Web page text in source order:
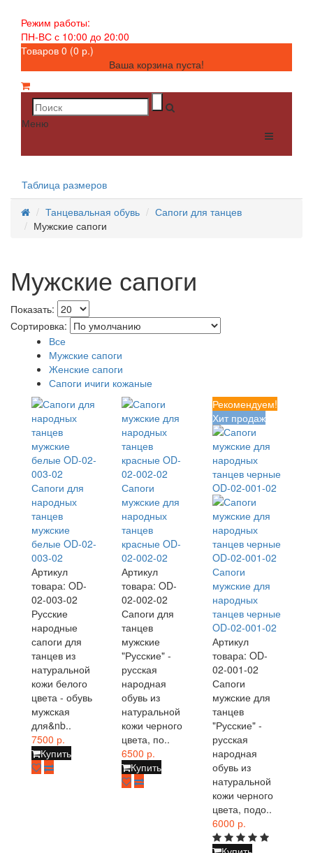
Режим работы:
ПН-ВС с 10:00 до 20:00
Товаров 0 (0 р.)
Ваша корзина пуста!
Меню
Таблица размеров
Танцевальная обувь
Сапоги для танцев
Мужские сапоги
Мужские сапоги
Показать:
Сортировка:
Все
Мужские сапоги
Женские сапоги
Сапоги ичиги кожаные
Сапоги для
народных
танцев
мужские
белые OD-02-
003-02
Артикул
товара: OD-
02-003-02
Русские
народные
сапоги для
танцев из
натуральной
кожи белого
цвета - обувь
мужская
для&nb..
7500 р.
Купить
Сапоги
мужские для
народных
танцев
красные OD-
02-002-02
Артикул
товара: OD-
02-002-02
Сапоги для
танцев
мужские
"Русские" -
русская
народная
обувь из
натуральной
кожи черного
цвета, по..
6500 р.
Купить
Рекомендуем!
Хит продаж
Сапоги
мужские для
народных
танцев черные
OD-02-001-02
Артикул
товара: OD-
02-001-02
Сапоги
мужские для
танцев
"Русские" -
русская
народная
обувь из
натуральной
кожи черного
цвета, подо..
6000 р.